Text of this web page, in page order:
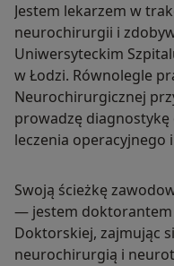
Jestem lekarzem w
neurochirurgii i
Uniwersyteckim
w Łodzi. Równolegle
Neurochirurgicznej
prowadzę
leczenia operacyjnego
Swoją ścieżkę
— jestem doktorantem
Doktorskiej, zajmując
neurochirurgią i